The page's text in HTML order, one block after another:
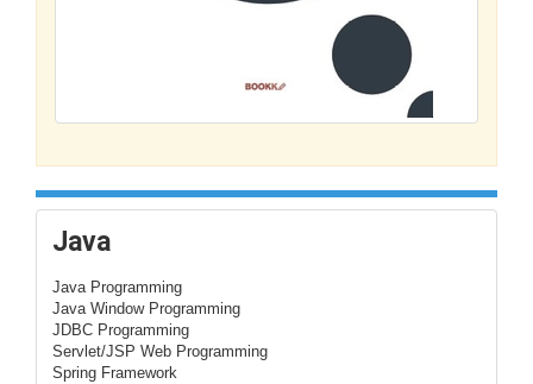
Java
Java Programming
Java Window Programming
JDBC Programming
Servlet/JSP Web Programming
Spring Framework